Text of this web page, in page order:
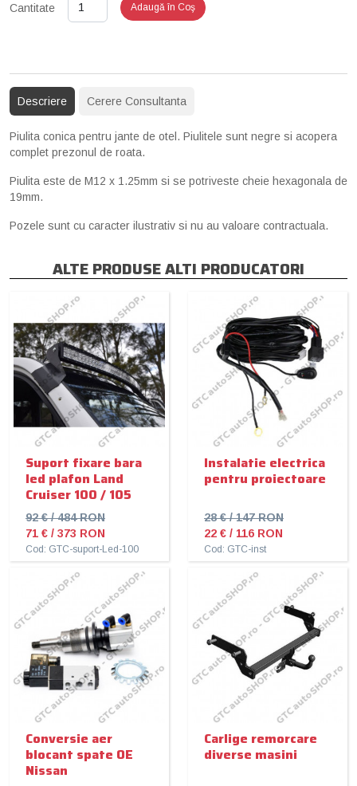
Cantitate Adaugă în Coş
Descriere Cerere Consultanta
Piulita conica pentru jante de otel. Piulitele sunt negre si acopera
complet prezonul de roata.
Piulita este de M12 x 1.25mm si se potriveste cheie hexagonala de
19mm.
Pozele sunt cu caracter ilustrativ si nu au valoare contractuala.
ALTE PRODUSE ALTI PRODUCATORI
Suport fixare bara
led plafon Land
Cruiser 100 / 105
92 € / 484 RON
71 € / 373 RON
Cod: GTC-suport-Led-100
Instalatie electrica
pentru proiectoare
28 € / 147 RON
22 € / 116 RON
Cod: GTC-inst
Conversie aer
blocant spate OE
Nissan
Carlige remorcare
diverse masini